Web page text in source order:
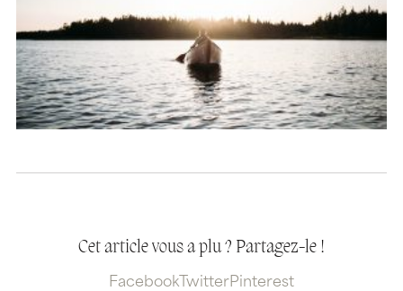
Cet article vous a plu ? Partagez-le !
Facebook TwitterPinterest